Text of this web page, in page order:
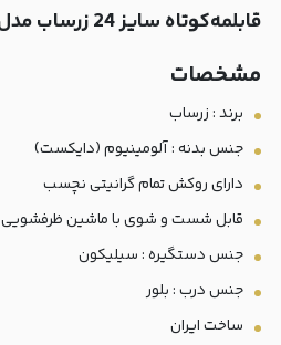
قابلمه‌کوتاه سایز 24 زرساب مدل گریپ کد RP-424KG
مشخصات
برند : زرساب
جنس بدنه : آلومینیوم (دایکست)
دارای روکش تمام گرانیتی نچسب
قابل شست و شوی با ماشین ظرفشویی
جنس دستگیره : سیلیکون
جنس درب : بلور
ساخت ایران